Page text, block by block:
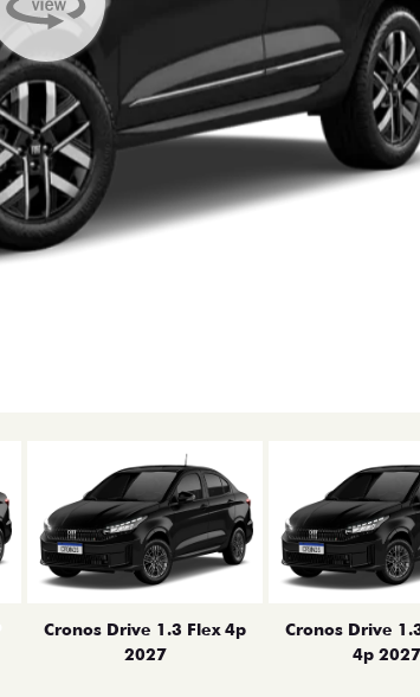
Cronos Drive 1.3 Flex 4p
2027
Cronos Drive
4p 2027